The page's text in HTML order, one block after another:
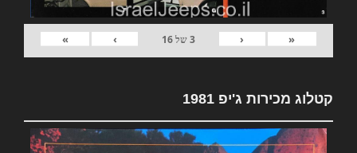
«
‹
3של16
›
»
קטלוג מכירות ג'יפ 1981